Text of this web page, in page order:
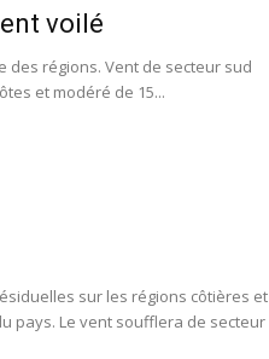
voilé
des régions. Vent de secteur sud
et modéré de 15...
sur les régions côtières et
pays. Le vent soufflera de secteur